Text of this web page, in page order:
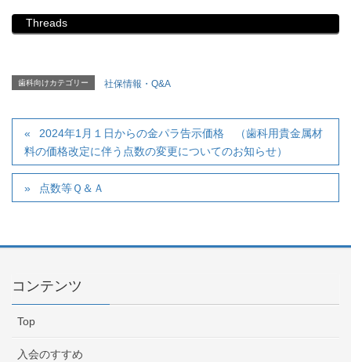
Threads
歯科向けカテゴリー 社保情報・Q&A
2024年1月１日からの金パラ告示価格 （歯科用貴金属材
料の価格改定に伴う点数の変更についてのお知らせ）
点数等Ｑ＆Ａ
コンテンツ
Top
入会のすすめ